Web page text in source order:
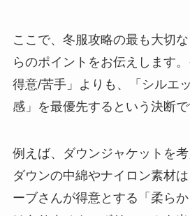
ここで、冬服攻略の最も大切
らのポイントをお伝えします。
得意/苦手」よりも、「シルエ
感」を最優先する という決断で
例えば、ダウンジャケットを考
ダウンの中綿やナイロン素材
ーブさんが得意とする「柔ら